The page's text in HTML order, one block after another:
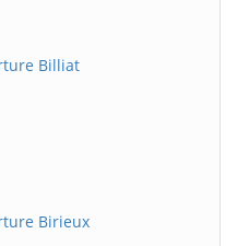
Billiat
Birieux